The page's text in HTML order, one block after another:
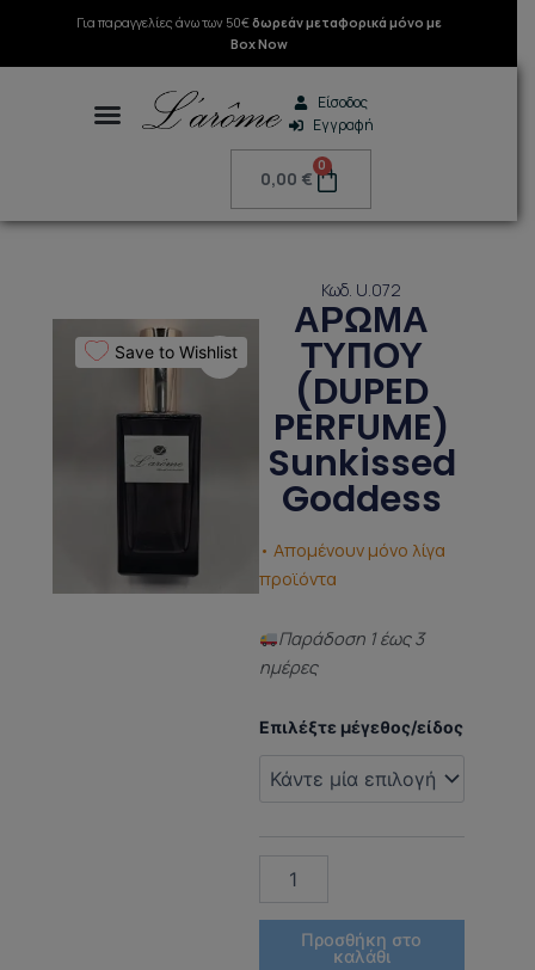
Μετάβαση
περιεχόμενο
Για παραγγελίες άνω των 50€δωρεάν μεταφορικά μόνο με
Box Now
Είσοδος
Εγγραφή
0,00 €
0
Cart
Κωδ. U.072
ΑΡΩΜΑ
ΤΥΠΟΥ
(DUPED
PERFUME)
Sunkissed
Goddess
• Απομένουν μόνο λίγα
προϊόντα
Παράδoση 1 έως 3
ημέρες
Επιλέξτε μέγεθος/είδος
ΑΡΩΜΑ
(DUPED
PERFUME)
Προσθήκη στο
καλάθι
Save to Wishlist